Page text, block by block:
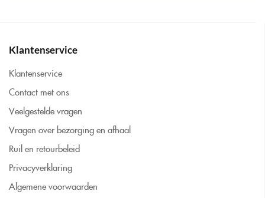
Klantenservice
Klantenservice
Contact met ons
Veelgestelde vragen
Vragen over bezorging en afhaal
Ruil en retourbeleid
Privacyverklaring
Algemene voorwaarden